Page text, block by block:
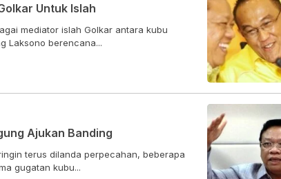
Untuk Islah
mediator islah Golkar antara kubu
Laksono berencana...
Ajukan Banding
terus dilanda perpecahan, beberapa
gugatan kubu...